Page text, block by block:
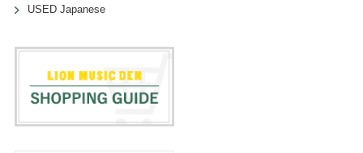
USED Japanese